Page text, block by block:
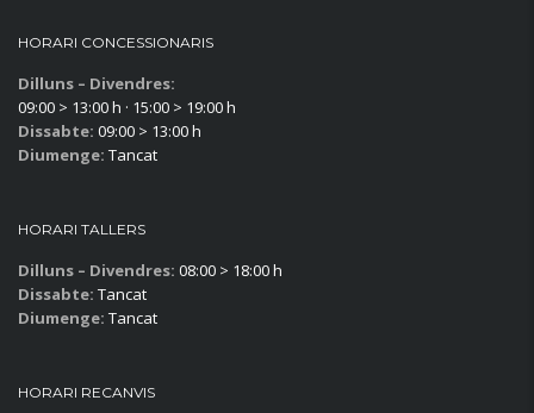
HORARI CONCESSIONARIS
Dilluns – Divendres:
09:00 > 13:00 h · 15:00 > 19:00 h
Dissabte: 09:00 > 13:00 h
Diumenge: Tancat
HORARI TALLERS
Dilluns – Divendres: 08:00 > 18:00 h
Dissabte: Tancat
Diumenge: Tancat
HORARI RECANVIS